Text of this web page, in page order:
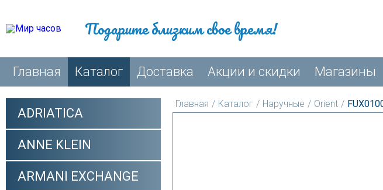
Подарите близким свое время!
Главная Каталог Доставка Акции и скидки Магазины
ADRIATICA
ANNE KLEIN
ARMANI EXCHANGE
Главная / Каталог / Наручные / Orient /